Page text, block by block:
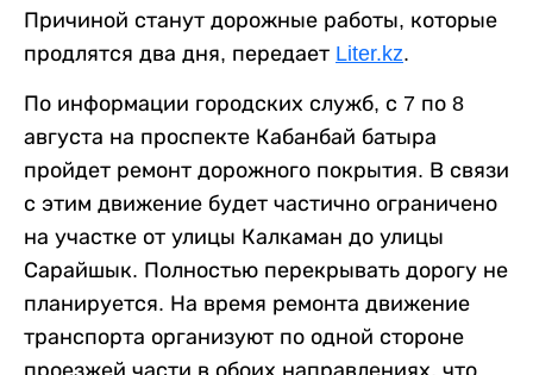
Причиной станут дорожные работы, которые
продлятся два дня, передает Liter.kz.
По информации городских служб, с 7 по 8
августа на проспекте Кабанбай батыра
пройдет ремонт дорожного покрытия. В связи
с этим движение будет частично ограничено
на участке от улицы Калкаман до улицы
Сарайшык. Полностью перекрывать дорогу не
планируется. На время ремонта движение
транспорта организуют по одной стороне
проезжей части в обоих направлениях, что